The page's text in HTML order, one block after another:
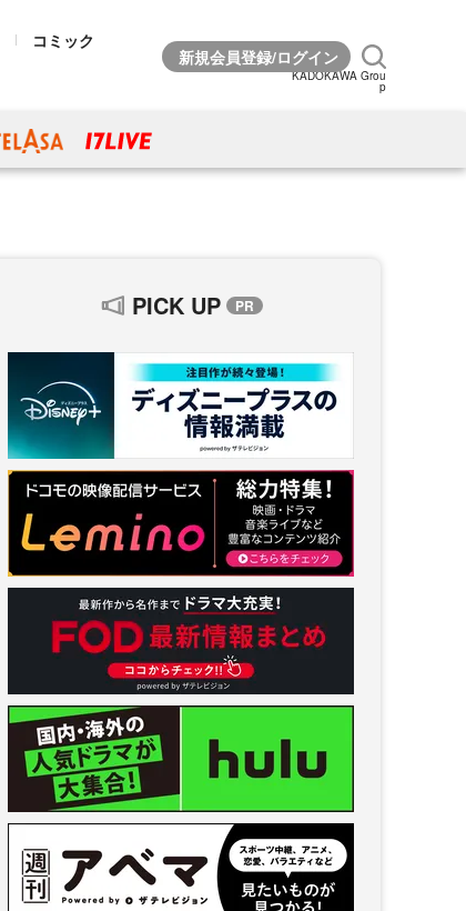
コミック
KADOKAWA Grou
p
PICK UP